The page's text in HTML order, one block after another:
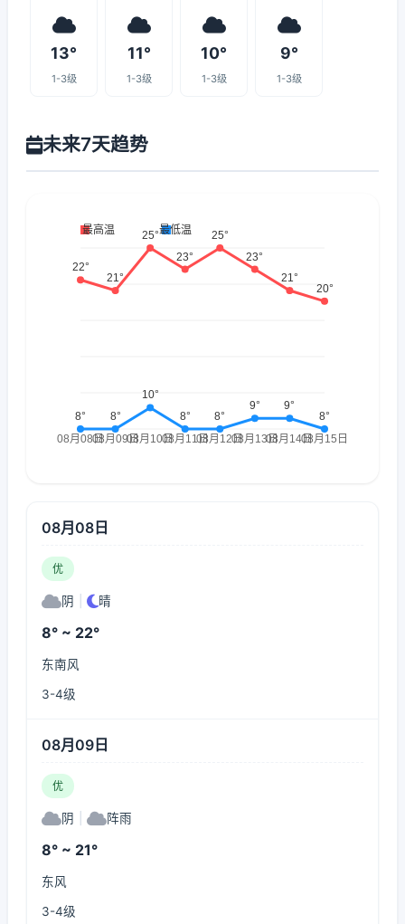
13°
1-3级
11°
1-3级
10°
1-3级
9°
1-3级
未来7天趋势
08月08日
优
阴 晴
8° ~ 22°
东南风
3-4级
08月09日
优
阴 阵雨
8° ~ 21°
东风
3-4级